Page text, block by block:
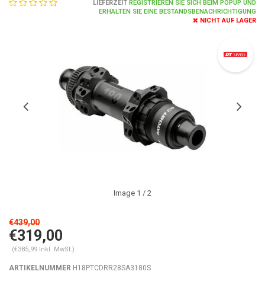
LIEFERZEIT REGISTRIEREN SIE SICH BEIM POPUP UND
ERHALTEN SIE EINE BESTANDSBENACHRICHTIGUNG
NICHT AUF LAGER
Image 1 / 2
€439,00
€319,00
(€385,99 Inkl. MwSt.)
ARTIKELNUMMER H18PTCDRR28SA3180S